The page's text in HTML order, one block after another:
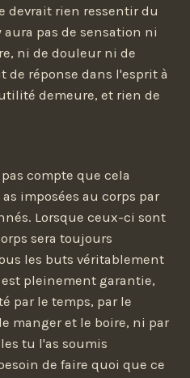
devrait rien ressentir du
pas de sensation ni
ni de douleur ni de
de réponse dans l'esprit à
demeure, et rien de
compte que cela
imposées au corps par
Lorsque ceux-ci sont
sera toujours
les buts véritablement
pleinement garantie,
par le temps, par le
manger et le boire, ni par
tu l'as soumis
de faire quoi que ce